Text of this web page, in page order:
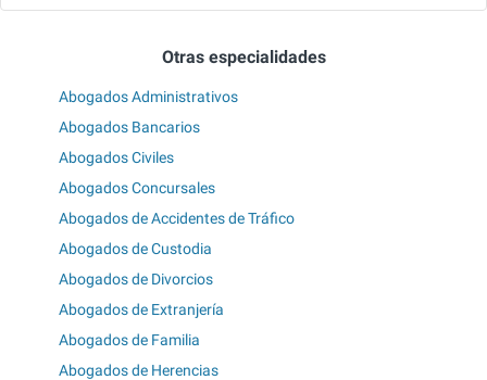
Otras especialidades
Abogados Administrativos
Abogados Bancarios
Abogados Civiles
Abogados Concursales
Abogados de Accidentes de Tráfico
Abogados de Custodia
Abogados de Divorcios
Abogados de Extranjería
Abogados de Familia
Abogados de Herencias